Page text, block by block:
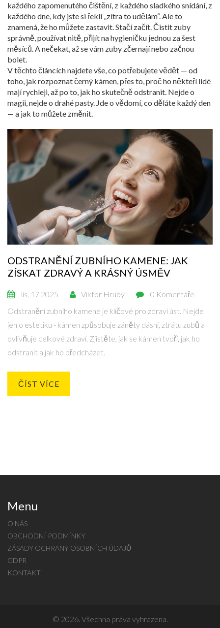
každého zapomenutého čištění, z každého sladkého snídání, z
každého dne, kdy jste si řekli „zítra to udělám“. Ale to
znamená, že ho můžete zastavit. Stačí začít. Čistit zuby
správně, používat nitě, přijít na hygieničku jednou za šest
měsíců. A nečekat, až se vám zuby zčernají nebo začnou
bolet.
V těchto článcích najdete vše, co potřebujete vědět — od
toho, jak rozpoznat černý kámen, přes to, proč ho někteří lidé
mají rychleji, až po to, jak ho skutečně odstranit. Nejde o
magii, nejde o drahé pasty. Jde o vědomí, co děláte každý den
— a jak to můžete změnit.
ODSTRANĚNÍ ZUBNÍHO KAMENE: JAK
ZÍSKAT ZDRAVÝ A KRÁSNÝ ÚSMĚV
lis, 17 2025 Viktor Hrubý
0 Komentáře
Odstranění zubního kamene je klíčové pro zdraví úst. Nejde
jen o estetiku - kámen způsobuje záněty dásní, ztrátu zubů a
ovlivňuje celkové zdraví. Zjistěte, jak se kámen tvoří, jak ho
odstranit a jak ho předcházet.
ČÍST VÍCE
Menu
O NÁS
OBCHODNÍ PODMÍNKY
ZÁSADY OCHRANY OSOBNÍCH ÚDAJŮ
GDPR
KONTAKT
© 2026. Všechna práva vyhrazena.